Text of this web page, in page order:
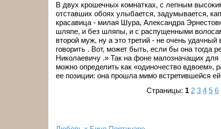
В двух крошечных комнатках, с лепным
отставших обоях улыбается, задумывается,
красавица - милая Шура, Александра
шляпе, и без шляпы, и с распущенными
второй муж, ну а это третий - не очень
говорить . Вот, может быть, если бы она тогда
Николаевичу .» Так на фоне малозначащих для
можно определить как «одиночество вдвоем»,
ее позиции: она прошла мимо встретившейся
Страницы: 1 2 3 4 5 6